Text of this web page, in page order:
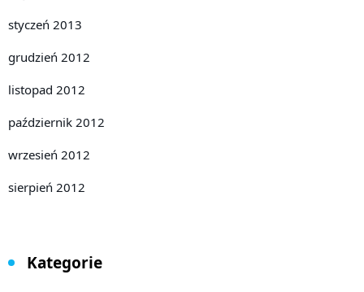
styczeń 2013
grudzień 2012
listopad 2012
październik 2012
wrzesień 2012
sierpień 2012
Kategorie